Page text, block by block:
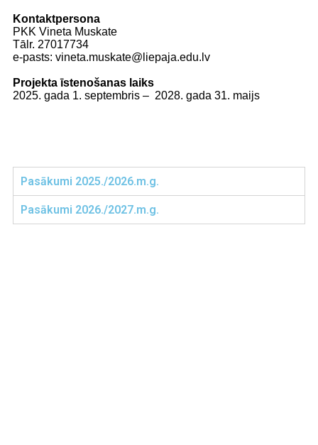
Kontaktpersona
PKK Vineta Muskate
Tālr. 27017734
e-pasts: vineta.muskate@liepaja.edu.lv
Projekta īstenošanas laiks
2025. gada 1. septembris – 2028. gada 31. maijs
Pasākumi 2025./2026.m.g.
Pasākumi 2026./2027.m.g.